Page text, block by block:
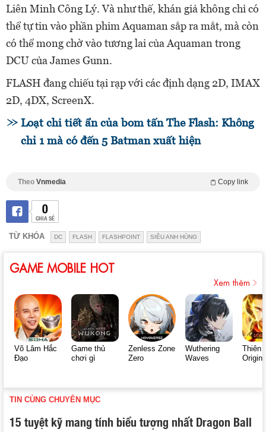
Liên Minh Công Lý. Và như thế, khán giả không chỉ có
thể tự tin vào phần phim Aquaman sắp ra mắt, mà còn
có thể mong chờ vào tương lai của Aquaman trong
DCU của James Gunn.
FLASH đang chiếu tại rạp với các định dạng 2D, IMAX
2D, 4DX, ScreenX.
Loạt chi tiết ẩn của bom tấn The Flash: Không
chỉ 1 mà có đến 5 Batman xuất hiện
Theo Vnmedia Copy link
0
CHIA SẺ
TỪ KHÓA DC FLASH FLASHPOINT SIÊU ANH HÙNG
GAME MOBILE HOT
Xem thêm
Võ Lâm Hắc
Đạo
Game thủ
chơi gì
Zenless Zone
Zero
Wuthering
Waves
Thiên
Origin
TIN CÙNG CHUYÊN MỤC
15 tuyệt kỹ mang tính biểu tượng nhất Dragon Ball